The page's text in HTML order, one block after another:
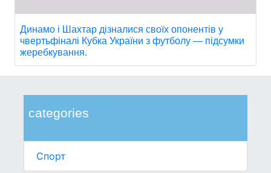
categories
Спорт
Динамо і Шахтар дізналися своїх опонентів у
чвертьфіналі Кубка України з футболу — підсумки
жеребкування.